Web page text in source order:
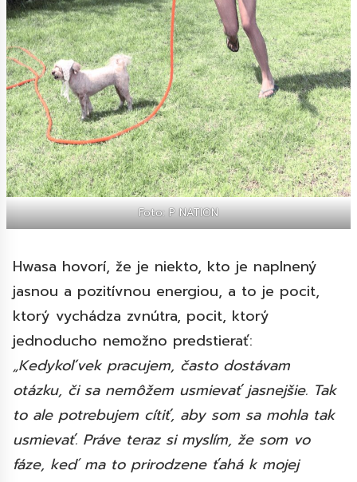
Foto: P NATION
Hwasa hovorí, že je niekto, kto je naplnený
jasnou a pozitívnou energiou, a to je pocit,
ktorý vychádza zvnútra, pocit, ktorý
jednoducho nemožno predstierať:
„Kedykoľvek pracujem, často dostávam
otázku, či sa nemôžem usmievať jasnejšie. Tak
to ale potrebujem cítiť, aby som sa mohla tak
usmievať. Práve teraz si myslím, že som vo
fáze, keď ma to prirodzene ťahá k mojej